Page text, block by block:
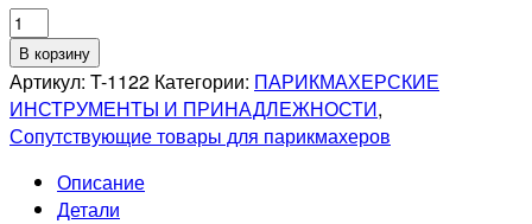
Количество
товара
DEWAL
PRO
Выжиматель
"ключ"
В корзину
Артикул: T-1122 Категории: ПАРИКМАХЕРСКИЕ
ИНСТРУМЕНТЫ И ПРИНАДЛЕЖНОСТИ,
Сопутствующие товары для парикмахеров
Описание
Детали